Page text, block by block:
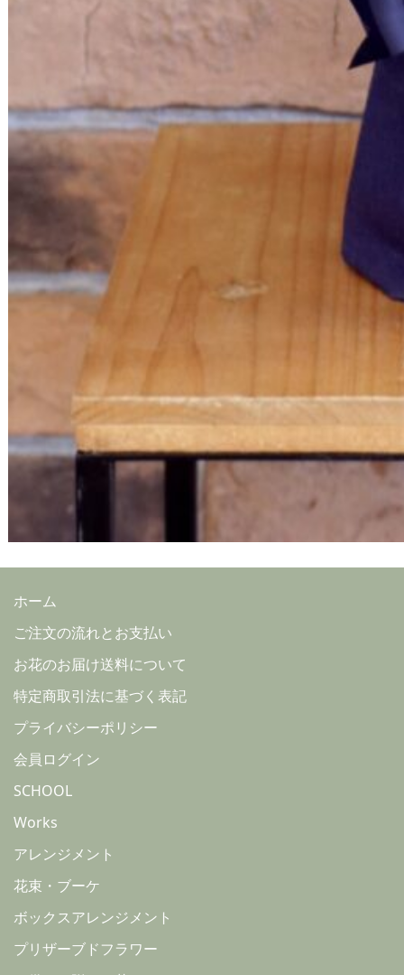
ホーム
ご注文の流れとお支払い
お花のお届け送料について
特定商取引法に基づく表記
プライバシーポリシー
会員ログイン
SCHOOL
Works
アレンジメント
花束・ブーケ
ボックスアレンジメント
プリザーブドフラワー